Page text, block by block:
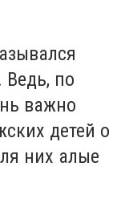
Ведь, по
важно
детей о
них алые